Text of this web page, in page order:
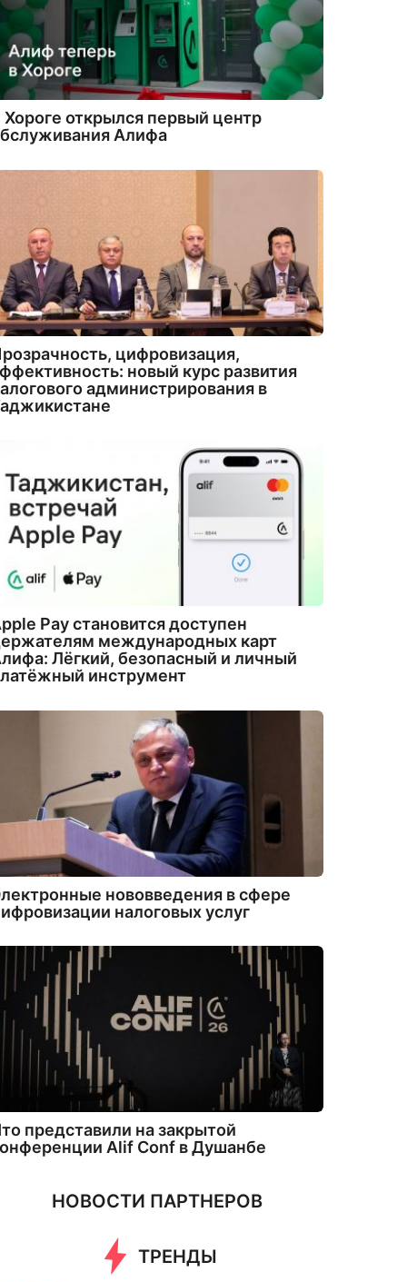
Хороге открылся первый центр
Алифа
цифровизация,
новый курс развития
администрирования в
Pay становится доступен
международных карт
Лёгкий, безопасный и личный
инструмент
нововведения в сфере
налоговых услуг
представили на закрытой
Alif Conf в Душанбе
НОВОСТИ ПАРТНЕРОВ
ТРЕНДЫ